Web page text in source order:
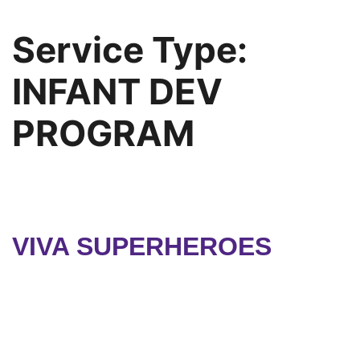
Service Type:
INFANT DEV
PROGRAM
VIVA SUPERHEROES